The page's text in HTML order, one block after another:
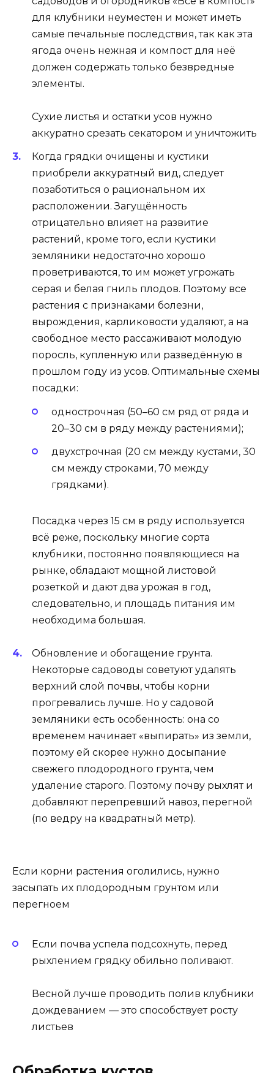
для клубники неуместен и может иметь
самые печальные последствия, так как эта
ягода очень нежная и компост для неё
должен содержать только безвредные
элементы.
Сухие листья и остатки усов нужно
аккуратно срезать секатором и уничтожить
Когда грядки очищены и кустики
приобрели аккуратный вид, следует
позаботиться о рациональном их
расположении. Загущённость
отрицательно влияет на развитие
растений, кроме того, если кустики
земляники недостаточно хорошо
проветриваются, то им может угрожать
серая и белая гниль плодов. Поэтому все
растения с признаками болезни,
вырождения, карликовости удаляют, а на
свободное место рассаживают молодую
поросль, купленную или разведённую в
прошлом году из усов. Оптимальные схемы
посадки:
однострочная (50–60 см ряд от ряда и
20–30 см в ряду между растениями);
двухстрочная (20 см между кустами, 30
см между строками, 70 между
грядками).
Посадка через 15 см в ряду используется
всё реже, поскольку многие сорта
клубники, постоянно появляющиеся на
рынке, обладают мощной листовой
розеткой и дают два урожая в год,
следовательно, и площадь питания им
необходима большая.
Обновление и обогащение грунта.
Некоторые садоводы советуют удалять
верхний слой почвы, чтобы корни
прогревались лучше. Но у садовой
земляники есть особенность: она со
временем начинает «выпирать» из земли,
поэтому ей скорее нужно досыпание
свежего плодородного грунта, чем
удаление старого. Поэтому почву рыхлят и
добавляют перепревший навоз, перегной
(по ведру на квадратный метр).
Если корни растения оголились, нужно
засыпать их плодородным грунтом или
перегноем
Если почва успела подсохнуть, перед
рыхлением грядку обильно поливают.
Весной лучше проводить полив клубники
дождеванием — это способствует росту
листьев